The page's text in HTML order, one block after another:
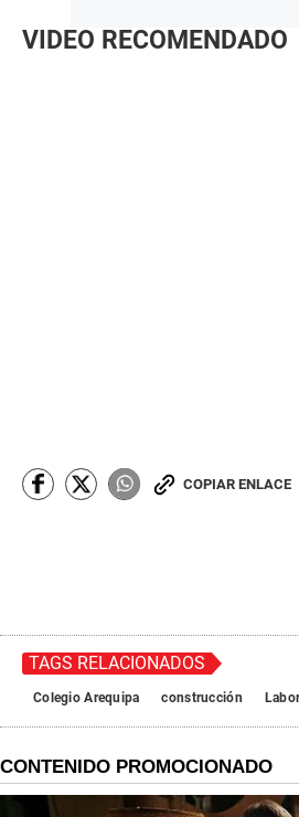
VIDEO RECOMENDADO
COPIAR ENLACE
TAGS RELACIONADOS
Colegio Arequipa construcción